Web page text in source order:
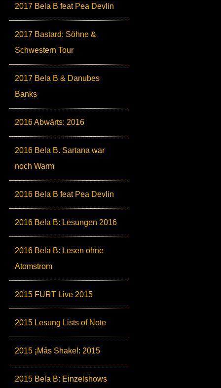
2017 Bela B feat Pea Devlin
2017 Bastard: Söhne &
Schwestern Tour
2017 Bela B & Danubes
Banks
2016 Abwärts: 2016
2016 Bela B. Sartana war
noch Warm
2016 Bela B feat Pea Devlin
2016 Bela B: Lesungen 2016
2016 Bela B: Lesen ohne
Atomstrom
2015 FURT Live 2015
2015 Lesung Lists of Note
2015 ¡Más Shake!: 2015
2015 Bela B: Einzelshows